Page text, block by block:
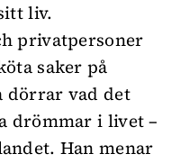
liv.
privatpersoner
saker på
dörrar vad det
drömmar i livet –
Han menar